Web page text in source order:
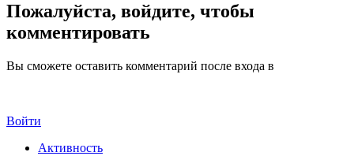
Пожалуйста, войдите, чтобы
комментировать
Вы сможете оставить комментарий после входа в
Войти
Активность